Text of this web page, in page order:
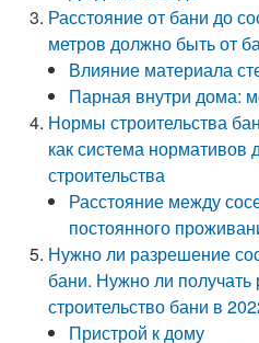
Расстояние от бани до
метров должно быть от
Влияние материала
Парная внутри дома:
Нормы строительства
как система нормативов
строительства
Расстояние между
постоянного
Нужно ли разрешение
бани. Нужно ли
строительство бани в
Пристрой к дому